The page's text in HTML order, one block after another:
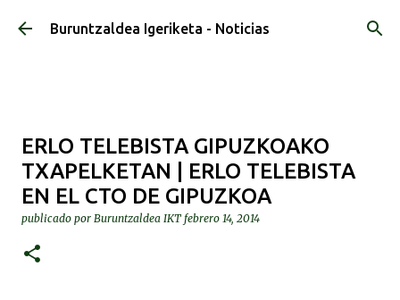
Ir al contenido principal
Buruntzaldea Igeriketa - Noticias
ERLO TELEBISTA GIPUZKOAKO
TXAPELKETAN | ERLO TELEBISTA
EN EL CTO DE GIPUZKOA
publicado por Buruntzaldea IKT febrero 14, 2014